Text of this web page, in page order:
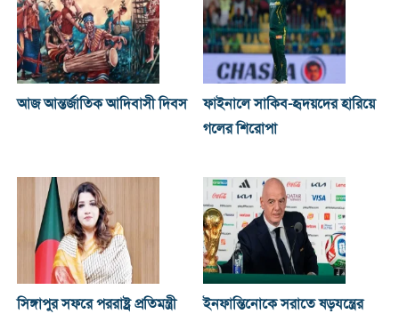
আজ আন্তর্জাতিক আদিবাসী দিবস
ফাইনালে সাকিব-হৃদয়দের হারিয়ে
গলের শিরোপা
সিঙ্গাপুর সফরে পররাষ্ট্র প্রতিমন্ত্রী
ইনফান্তিনোকে সরাতে ষড়যন্ত্রের